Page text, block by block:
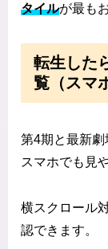
タイルが最も
転生した
覧（スマ
第4期と最新劇
スマホでも見
横スクロール
認できます。